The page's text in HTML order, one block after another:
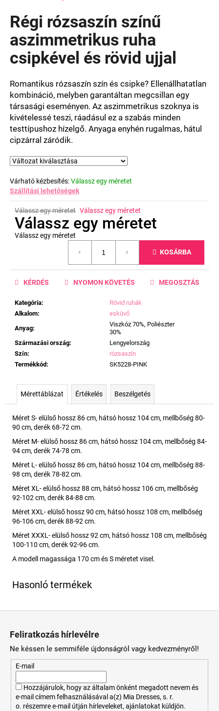
átlagos
értékelése
ből
csillag.
Régi rózsaszín színű
aszimmetrikus ruha
csipkével és rövid ujjal
Romantikus rózsaszín szín és csipke? Ellenállhatatlan
kombináció, melyben garantáltan megcsillan egy
társasági eseményen. Az aszimmetrikus szoknya is
kivételessé teszi, ráadásul ez a szabás minden
testtípushoz hízelgő. Anyaga enyhén rugalmas, hátul
cipzárral záródik.
Várható kézbesítés:Válassz egy méretet
Szállítási lehetőségek
Válassz egy méretet Válassz egy méretet
Válassz egy méretet
Válassz egy méretet
KOSÁRBA
Kategória:
Rövid ruhák
Alkalom:
esküvő
Anyag:
Viszkóz 70%, Poliészter
30%
Származási ország:
Lengyelország
Szín:
rózsaszín
Termékkód: SK5228-PINK
KÉRDÉS NYOMON KÖVETÉS MEGOSZTÁS
Mérettáblázat Értékelés Beszélgetés
Méret S- elülső hossz 86 cm, hátsó hossz 104 cm, mellbőség 80-
90 cm, derék 68-72 cm.
Méret M- elülső hossz 86 cm, hátsó hossz 104 cm, mellbőség 84-
94 cm, derék 74-78 cm.
Méret L- elülső hossz 86 cm, hátsó hossz 104 cm, mellbőség 88-
98 cm, derék 78-82 cm.
Méret XL- elülső hossz 88 cm, hátsó hossz 106 cm, mellbőség
92-102 cm, derék 84-88 cm.
Méret XXL- elülső hossz 90 cm, hátsó hossz 108 cm, mellbőség
96-106 cm, derék 88-92 cm.
Méret XXXL- elülső hossz 92 cm, hátsó hossz 108 cm, mellbőség
100-110 cm, derék 92-96 cm.
A modell magassága 170 cm és S méretet visel.
Feliratkozás hírlevélre
Ne késsen le semmiféle újdonságról vagy kedvezményről!
E-mail
Hozzájárulok, hogy az általam önként megadott nevem és
e-mail címem felhasználásával a(z) Mia Dresses, s. r.
o. részemre e-mail útján hírleveleket, ajánlatokat küldjön.